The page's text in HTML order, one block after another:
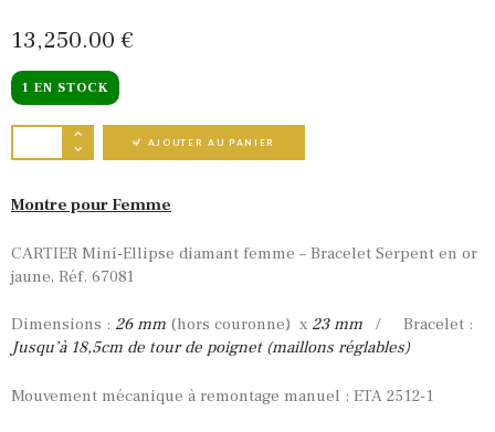
13,250 00 €
1 EN STOCK
QUANTITÉ DE CARTIER ELLIPSE DIAMANT
AJOUTER AU PANIER
Montre pour Femme
CARTIER Mini-Ellipse diamant femme – Bracelet Serpent en or
jaune, Réf. 67081
Dimensions : 26 mm (hors couronne) x 23 mm
/ Bracelet :
Jusqu’à 18,5cm de tour de poignet (maillons réglables)
Mouvement mécanique à remontage manuel : ETA 2512-1